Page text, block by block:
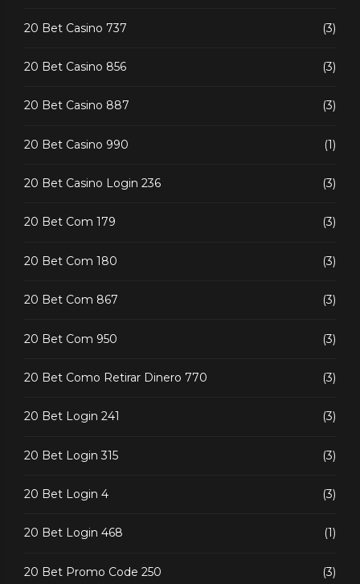
20 Bet Casino 737 (3)
20 Bet Casino 856 (3)
20 Bet Casino 887 (3)
20 Bet Casino 990 (1)
20 Bet Casino Login 236 (3)
20 Bet Com 179 (3)
20 Bet Com 180 (3)
20 Bet Com 867 (3)
20 Bet Com 950 (3)
20 Bet Como Retirar Dinero 770 (3)
20 Bet Login 241 (3)
20 Bet Login 315 (3)
20 Bet Login 4 (3)
20 Bet Login 468 (1)
20 Bet Promo Code 250 (3)